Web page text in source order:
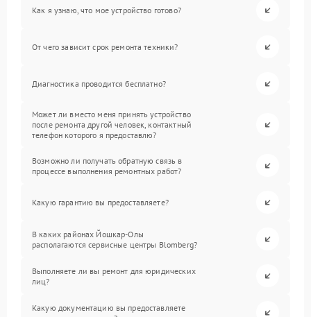
Как я узнаю, что мое устройство готово?
От чего зависит срок ремонта техники?
Диагностика проводится бесплатно?
Может ли вместо меня принять устройство
после ремонта другой человек, контактный
телефон которого я предоставлю?
Возможно ли получать обратную связь в
процессе выполнения ремонтных работ?
Какую гарантию вы предоставляете?
В каких районах Йошкар-Олы
располагаются сервисные центры Blomberg?
Выполняете ли вы ремонт для юридических
лиц?
Какую документацию вы предоставляете